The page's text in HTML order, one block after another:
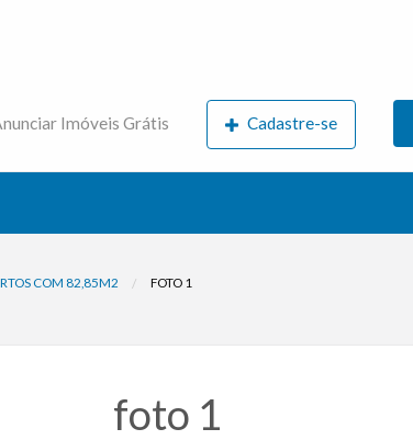
Imóveis Grátis Cadastre-se
COM 82,85M2 FOTO 1
foto 1